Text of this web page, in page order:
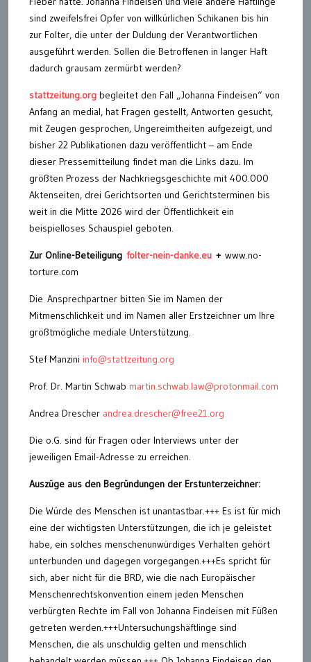
sind zweifelsfrei Opfer von willkürlichen Schikanen bis hin
zur Folter, die unter der Duldung der Verantwortlichen
ausgeführt werden. Sollen die Betroffenen in langer Haft
dadurch grausam zermürbt werden?
stattzeitung.org begleitet den Fall „Johanna Findeisen“ von
Anfang an medial, hat Fragen gestellt, Antworten gesucht,
mit Zeugen gesprochen, Ungereimtheiten aufgezeigt, und
bisher 22 Publikationen dazu veröffentlicht – am Ende
dieser Pressemitteilung findet man die Links dazu. Im
größten Prozess der Nachkriegsgeschichte mit 400.000
Aktenseiten, drei Gerichtsorten und Gerichtsterminen bis
weit in die Mitte 2026 wird der Öffentlichkeit ein
beispielloses Schauspiel geboten.
Zur Online-Beteiligung folter-nein-danke.eu + www.no-
torture.com
Die Ansprechpartner bitten Sie im Namen der
Mitmenschlichkeit und im Namen aller Erstzeichner um Ihre
größtmögliche mediale Unterstützung.
Stef Manzini info@stattzeitung.org
Prof. Dr. Martin Schwab martin.schwab.law@protonmail.com
Andrea Drescher andrea.drescher@free21.org
Die o.G. sind für Fragen oder Interviews unter der
jeweiligen Email-Adresse zu erreichen.
Auszüge aus den Begründungen der Erstunterzeichner:
Die Würde des Menschen ist unantastbar.+++ Es ist für mich
eine der wichtigsten Unterstützungen, die ich je geleistet
habe, ein solches menschenunwürdiges Verhalten gehört
unterbunden und dagegen vorgegangen.+++Es spricht für
sich, aber nicht für die BRD, wie die nach Europäischer
Menschenrechtskonvention einem jeden Menschen
verbürgten Rechte im Fall von Johanna Findeisen mit Füßen
getreten werden.+++Untersuchungshäftlinge sind
Menschen, die als unschuldig gelten und menschlich